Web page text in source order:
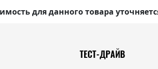
для данного товара
ТЕСТ-ДРАЙВ